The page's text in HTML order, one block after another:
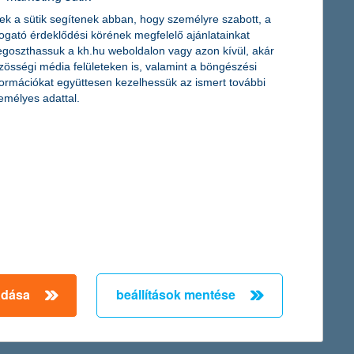
és a lakásfelújításra költhető keretösszeg is jelentősen
a helyeket, ahol elkölthetik az egyenlegüket, a szolgáltatók
és a SZÉP kártya találkozása: stabil és kiszámítható
a sütik segítenek abban, hogy személyre szabott, a
érdeklődési körének megfelelő ajánlatainkat
a kh.hu weboldalon vagy azon kívül, akár
média felületeken is, valamint a böngészési
együttesen kezelhessük az ismert további
adattal.
beállítások mentése